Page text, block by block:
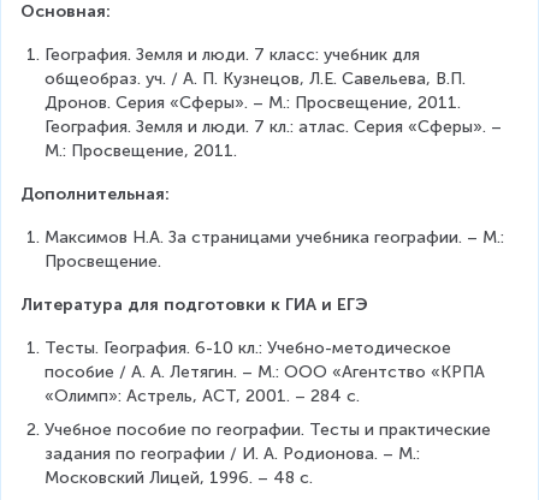
Основная:
География. Земля и люди. 7 класс: учебник для
общеобраз. уч. / А. П. Кузнецов, Л.Е. Савельева, В.П.
Дронов. Серия «Сферы». – М.: Просвещение, 2011.
География. Земля и люди. 7 кл.: атлас. Серия «Сферы». –
М.: Просвещение, 2011.
Дополнительная:
Максимов Н.А. За страницами учебника географии. – М.:
Просвещение.
Литература для подготовки к ГИА и ЕГЭ
Тесты. География. 6-10 кл.: Учебно-методическое
пособие / А. А. Летягин. – М.: ООО «Агентство «КРПА
«Олимп»: Астрель, АСТ, 2001. – 284 с.
Учебное пособие по географии. Тесты и практические
задания по географии / И. А. Родионова. – М.:
Московский Лицей, 1996. – 48 с.